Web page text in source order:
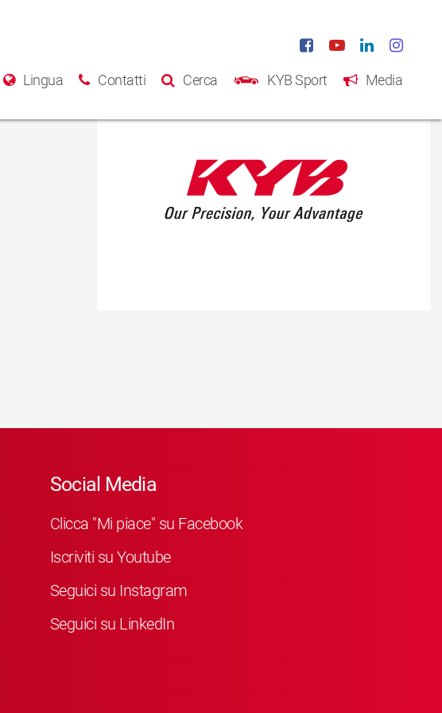
Lingua Contatti Cerca KYB Sport Media
Social Media
Clicca "Mi piace" su Facebook
Iscriviti su Youtube
Seguici su Instagram
Seguici su LinkedIn